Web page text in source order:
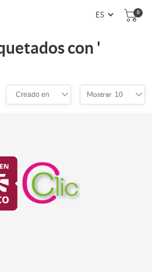
0
con '
Creado en Mostrar 10